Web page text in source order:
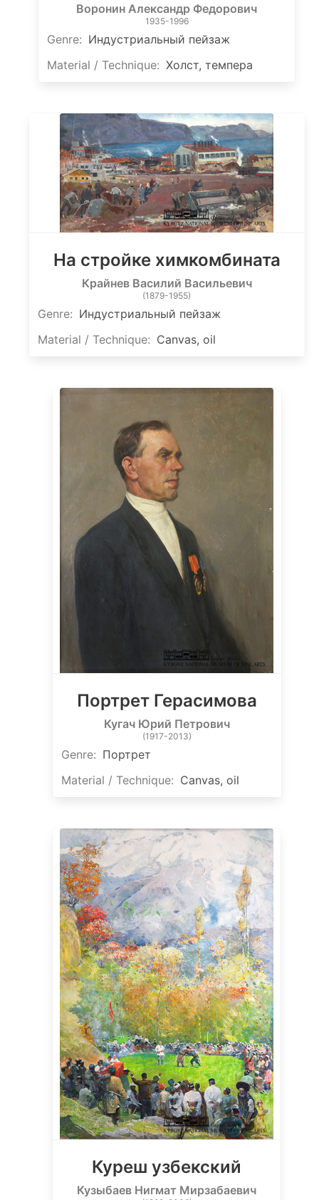
Воронин Александр Федорович
1935-1996
Genre: Индустриальный пейзаж
Material / Technique: Холст, темпера
На стройке химкомбината
Крайнев Василий Васильевич
(1879-1955)
Genre: Индустриальный пейзаж
Material / Technique: Canvas, oil
Портрет Герасимова
Кугач Юрий Петрович
(1917-2013)
Genre: Портрет
Material / Technique: Canvas, oil
Куреш узбекский
Кузыбаев Нигмат Мирзабаевич